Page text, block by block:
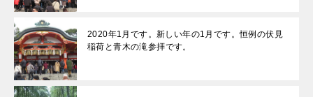
2020年1月です。新しい年の1月です。恒例の伏見
稲荷と青木の滝参拝です。